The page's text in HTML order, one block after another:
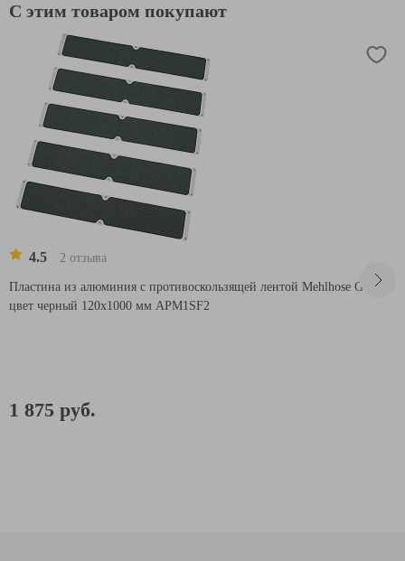
С этим товаром покупают
4.5 2 отзыва
Пластина из алюминия с противоскользящей лентой Mehlhose GmbH,
цвет черный 120х1000 мм APM1SF2
1 875 руб.